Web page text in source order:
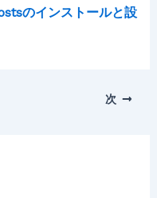
のインストールと設
次